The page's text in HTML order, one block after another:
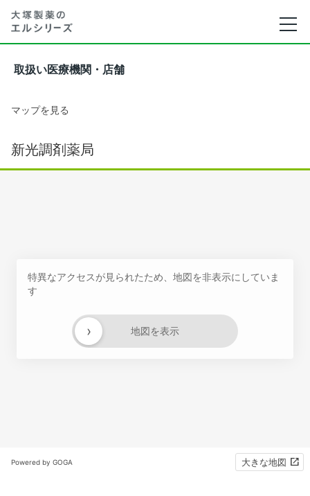
取扱い医療機関・店舗
マップを見る
新光調剤薬局
特異なアクセスが見られたため、地図を非表示にしていま
す
地図を表示
›
Powered by GOGA 大きな地図